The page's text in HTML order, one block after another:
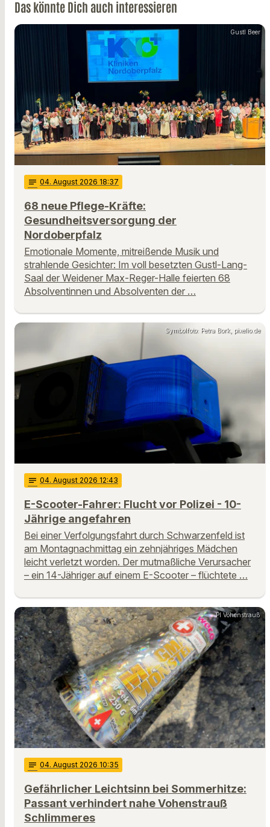
Das könnte Dich auch interessieren
Gustl Beer
notes 04. August 2026 18:37
68 neue Pflege-Kräfte:
Gesundheitsversorgung der
Nordoberpfalz
Emotionale Momente, mitreißende Musik und
strahlende Gesichter: Im voll besetzten Gustl-Lang-
Saal der Weidener Max-Reger-Halle feierten 68
Absolventinnen und Absolventen der …
Symbolfoto: Petra Bork, pixelio.de
notes 04. August 2026 12:43
E-Scooter-Fahrer: Flucht vor Polizei - 10-
Jährige angefahren
Bei einer Verfolgungsfahrt durch Schwarzenfeld ist
am Montagnachmittag ein zehnjähriges Mädchen
leicht verletzt worden. Der mutmaßliche Verursacher
– ein 14-Jähriger auf einem E-Scooter – flüchtete …
PI Vohenstrauß
notes 04. August 2026 10:35
Gefährlicher Leichtsinn bei Sommerhitze:
Passant verhindert nahe Vohenstrauß
Schlimmeres